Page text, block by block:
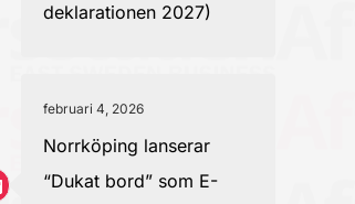
deklarationen 2027)
februari 4, 2026
Norrköping lanserar
“Dukat bord” som E-